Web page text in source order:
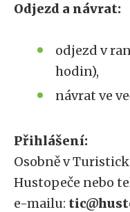
Odjezd a návrat:
odjezd v
hodin),
návrat ve
Přihlášení:
Osobně v
Hustopeče nebo
e-mailu: